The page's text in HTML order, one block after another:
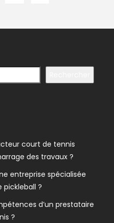
court de tennis
des travaux ?
entreprise spécialisée
?
d’un prestataire
?